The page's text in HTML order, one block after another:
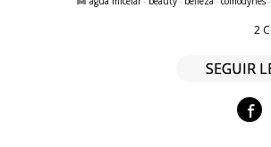
2
SEGUIR